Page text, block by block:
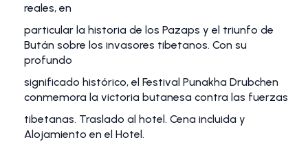
reales, en
particular la historia de los Pazaps y el triunfo de
Bután sobre los invasores tibetanos. Con su
profundo
significado histórico, el Festival Punakha Drubchen
conmemora la victoria butanesa contra las fuerzas
tibetanas. Traslado al hotel. Cena incluida y
Alojamiento en el Hotel.